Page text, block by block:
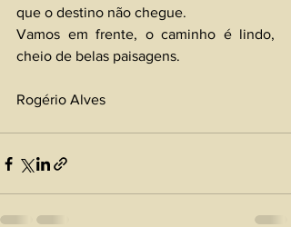
que o destino não chegue.
Vamos em frente, o caminho é lindo,
cheio de belas paisagens.
Rogério Alves